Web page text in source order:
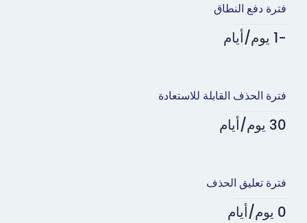
فترة دفع النطاق
-1 يوم/أيام
فترة الحذف القابلة للاستعادة
30 يوم/أيام
فترة تعليق الحذف
0 يوم/أيام